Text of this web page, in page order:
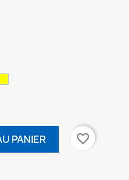
PANIER favorite_border